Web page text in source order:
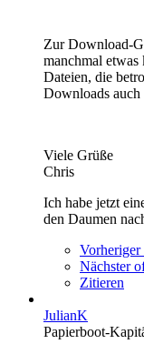
Zur Download-
manchmal etwas
Dateien, die
Downloads auch
Viele Grüße
Chris
Ich habe jetzt
den Daumen
Nächster
Zitieren
JulianK
Papierboot-